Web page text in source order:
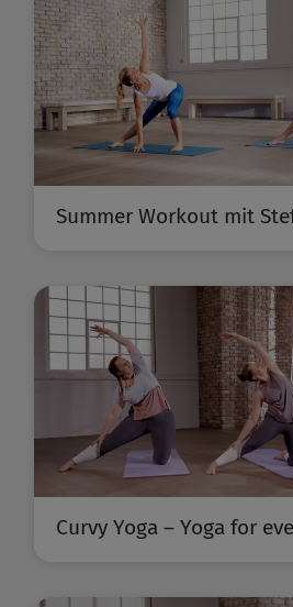
Summer Workout mit
Curvy Yoga – Yoga for